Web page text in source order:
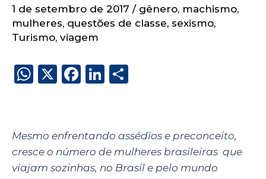
1 de setembro de 2017 / gênero, machismo,
mulheres, questões de classe, sexismo,
Turismo, viagem
W
ts
A
p
X
F
e
b
o
Li
e
dI
n
re
Mesmo enfrentando assédios e preconceito,
cresce o número de mulheres brasileiras que
viajam sozinhas, no Brasil e pelo mundo